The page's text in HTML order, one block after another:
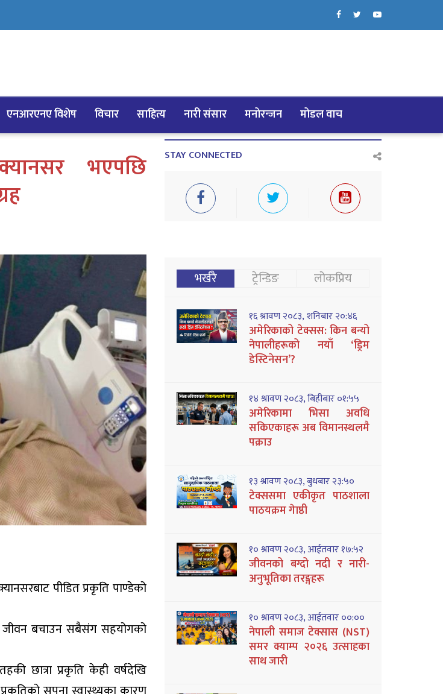
एनआरएनए विशेष विचार साहित्य नारी संसार मनोरन्जन मोडल वाच
भएपछि
पीडित प्रकृति पाण्डेको
जीवन बचाउन सबैसंग सहयोगको
छात्रा प्रकृति केही वर्षदेखि
STAY CONNECTED
भर्खरै ट्रेन्डिङ लोकप्रिय
१६ श्रावण २०८३, शनिबार २०:४६
अमेरिकाको टेक्सस: किन बन्यो
नेपालीहरूको नयाँ ‘ड्रिम
डेस्टिनेसन’?
१४ श्रावण २०८३, बिहीबार ०१:५५
अमेरिकामा भिसा अवधि
सकिएकाहरू अब विमानस्थलमै
पक्राउ
१३ श्रावण २०८३, बुधबार २३:५०
टेक्ससमा एकीकृत पाठशाला
पाठयक्रम गेाष्ठी
१० श्रावण २०८३, आईतवार १७:५२
जीवनको बग्दो नदी र नारी-
अनुभूतिका तरङ्गहरू
१० श्रावण २०८३, आईतवार ००:००
नेपाली समाज टेक्सास (NST)
समर क्याम्प २०२६ उत्साहका
साथ जारी